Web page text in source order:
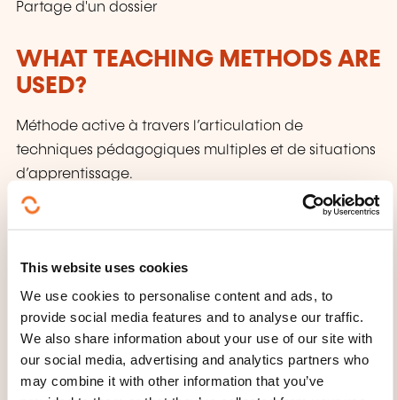
This website uses cookies
We use cookies to personalise content and ads, to
provide social media features and to analyse our traffic.
We also share information about your use of our site with
our social media, advertising and analytics partners who
may combine it with other information that you’ve
Partage d'un dossier
WHAT TEACHING METHODS ARE
USED?
Méthode active à travers l’articulation de
techniques pédagogiques multiples et de situations
d’apprentissage.
Un support de cours papier ou numérique est remis
HOW IS THE ASSESSMENT
ORGANISED?
Certificat ENI possible pour validation des acquis -
LLTI est centre de passation